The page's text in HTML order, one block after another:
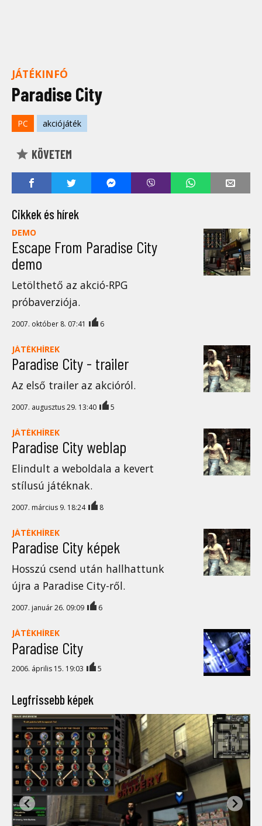
JÁTÉKINFÓ
Paradise City
PC akciójáték
KÖVETEM
Cikkek és hírek
DEMO
Escape From Paradise City
demo
Letölthető az akció-RPG
próbaverziója.
2007. október 8. 07:41 6
JÁTÉKHÍREK
Paradise City - trailer
Az első trailer az akcióról.
2007. augusztus 29. 13:40 5
JÁTÉKHÍREK
Paradise City weblap
Elindult a weboldala a kevert
stílusú játéknak.
2007. március 9. 18:24 8
JÁTÉKHÍREK
Paradise City képek
Hosszú csend után hallhattunk
újra a Paradise City-ről.
2007. január 26. 09:09 6
JÁTÉKHÍREK
Paradise City
2006. április 15. 19:03 5
Legfrissebb képek